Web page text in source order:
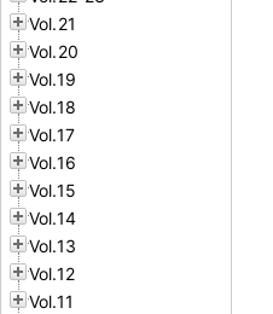
Vol.21
Vol.20
Vol.19
Vol.18
Vol.17
Vol.16
Vol.15
Vol.14
Vol.13
Vol.12
Vol.11